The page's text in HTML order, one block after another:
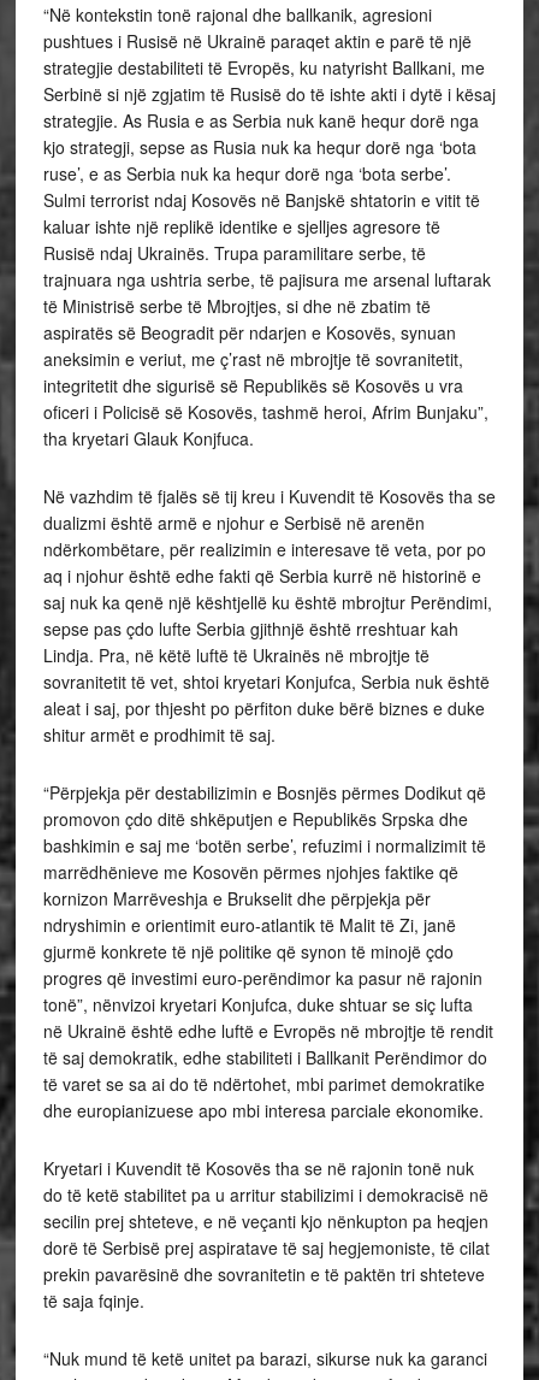
“Në kontekstin tonë rajonal dhe ballkanik, agresioni
pushtues i Rusisë në Ukrainë paraqet aktin e parë të një
strategjie destabiliteti të Evropës, ku natyrisht Ballkani, me
Serbinë si një zgjatim të Rusisë do të ishte akti i dytë i kësaj
strategjie. As Rusia e as Serbia nuk kanë hequr dorë nga
kjo strategji, sepse as Rusia nuk ka hequr dorë nga ‘bota
ruse’, e as Serbia nuk ka hequr dorë nga ‘bota serbe’.
Sulmi terrorist ndaj Kosovës në Banjskë shtatorin e vitit të
kaluar ishte një replikë identike e sjelljes agresore të
Rusisë ndaj Ukrainës. Trupa paramilitare serbe, të
trajnuara nga ushtria serbe, të pajisura me arsenal luftarak
të Ministrisë serbe të Mbrojtjes, si dhe në zbatim të
aspiratës së Beogradit për ndarjen e Kosovës, synuan
aneksimin e veriut, me ç’rast në mbrojtje të sovranitetit,
integritetit dhe sigurisë së Republikës së Kosovës u vra
oficeri i Policisë së Kosovës, tashmë heroi, Afrim Bunjaku”,
tha kryetari Glauk Konjfuca.
Në vazhdim të fjalës së tij kreu i Kuvendit të Kosovës tha se
dualizmi është armë e njohur e Serbisë në arenën
ndërkombëtare, për realizimin e interesave të veta, por po
aq i njohur është edhe fakti që Serbia kurrë në historinë e
saj nuk ka qenë një kështjellë ku është mbrojtur Perëndimi,
sepse pas çdo lufte Serbia gjithnjë është rreshtuar kah
Lindja. Pra, në këtë luftë të Ukrainës në mbrojtje të
sovranitetit të vet, shtoi kryetari Konjufca, Serbia nuk është
aleat i saj, por thjesht po përfiton duke bërë biznes e duke
shitur armët e prodhimit të saj.
“Përpjekja për destabilizimin e Bosnjës përmes Dodikut që
promovon çdo ditë shkëputjen e Republikës Srpska dhe
bashkimin e saj me ‘botën serbe’, refuzimi i normalizimit të
marrëdhënieve me Kosovën përmes njohjes faktike që
kornizon Marrëveshja e Brukselit dhe përpjekja për
ndryshimin e orientimit euro-atlantik të Malit të Zi, janë
gjurmë konkrete të një politike që synon të minojë çdo
progres që investimi euro-perëndimor ka pasur në rajonin
tonë”, nënvizoi kryetari Konjufca, duke shtuar se siç lufta
në Ukrainë është edhe luftë e Evropës në mbrojtje të rendit
të saj demokratik, edhe stabiliteti i Ballkanit Perëndimor do
të varet se sa ai do të ndërtohet, mbi parimet demokratike
dhe europianizuese apo mbi interesa parciale ekonomike.
Kryetari i Kuvendit të Kosovës tha se në rajonin tonë nuk
do të ketë stabilitet pa u arritur stabilizimi i demokracisë në
secilin prej shteteve, e në veçanti kjo nënkupton pa heqjen
dorë të Serbisë prej aspiratave të saj hegjemoniste, të cilat
prekin pavarësinë dhe sovranitetin e të paktën tri shteteve
të saja fqinje.
“Nuk mund të ketë unitet pa barazi, sikurse nuk ka garanci